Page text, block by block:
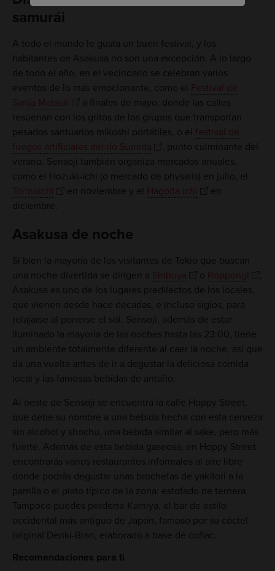
samurái
A todo el mundo le gusta un buen festival, y los
habitantes de Asakusa no son una excepción. A lo largo
de todo el año, en el vecindario se celebran varios
eventos de lo más emocionante, como el Festival de
Sanja Matsuri
a finales de mayo, donde las calles
resuenan con los gritos de los grupos que transportan
pesados santuarios mikoshi portátiles, o el festival de
fuegos artificiales del río Sumida
, punto culminante del
verano. Sensoji también organiza mercados anuales,
como el Hozuki-ichi (o mercado de physalis) en julio, el
Torinoichi
en noviembre y el Hagoita ichi
en
diciembre.
Asakusa de noche
Si bien la mayoría de los visitantes de Tokio que buscan
una noche divertida se dirigen a Shibuya o Roppongi
Asakusa es uno de los lugares predilectos de los locales,
que vienen desde hace décadas, e incluso siglos, para
relajarse al ponerse el sol. Sensoji, además de estar
iluminado la mayoría de las noches hasta las 23:00, tiene
un ambiente totalmente diferente al caer la noche, así que
da una vuelta antes de ir a degustar la deliciosa comida
local y las famosas bebidas de antaño.
Al oeste de Sensoji se encuentra la calle Hoppy Street,
que debe su nombre a una bebida hecha con esta cerveza
sin alcohol y shochu, una bebida similar al sake, pero más
fuerte. Además de esta bebida gaseosa, en Hoppy Street
encontrarás varios restaurantes informales al aire libre
donde podrás degustar unas brochetas de yakitori a la
parrilla o el plato típico de la zona: estofado de ternera.
Tampoco puedes perderte Kamiya, el bar de estilo
occidental más antiguo de Japón, famoso por su cóctel
original Denki-Bran, elaborado a base de coñac.
Recomendaciones para ti